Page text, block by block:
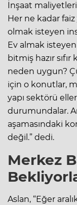
İnşaat
Her ne kadar
olmak isteyen
Ev almak
bitmiş hazır sıfır
neden uygun?
için o konutlar,
yapı sektörü
durumundalar.
aşamasındaki
değil.” dedi.
Merkez
Aslan, “Eğer